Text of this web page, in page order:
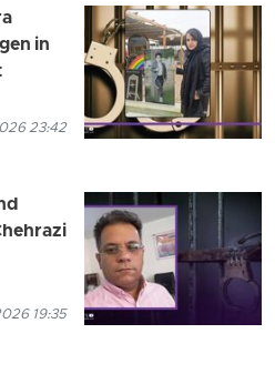
in
23:42
19:35